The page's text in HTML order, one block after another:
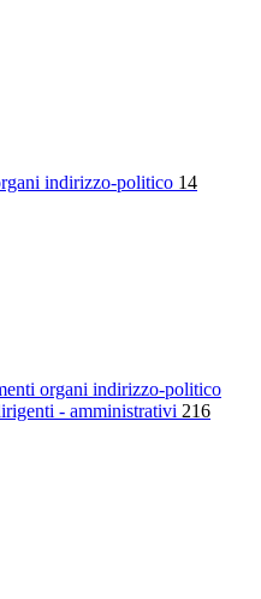
indirizzo-politico 14
organi indirizzo-politico
- amministrativi 216